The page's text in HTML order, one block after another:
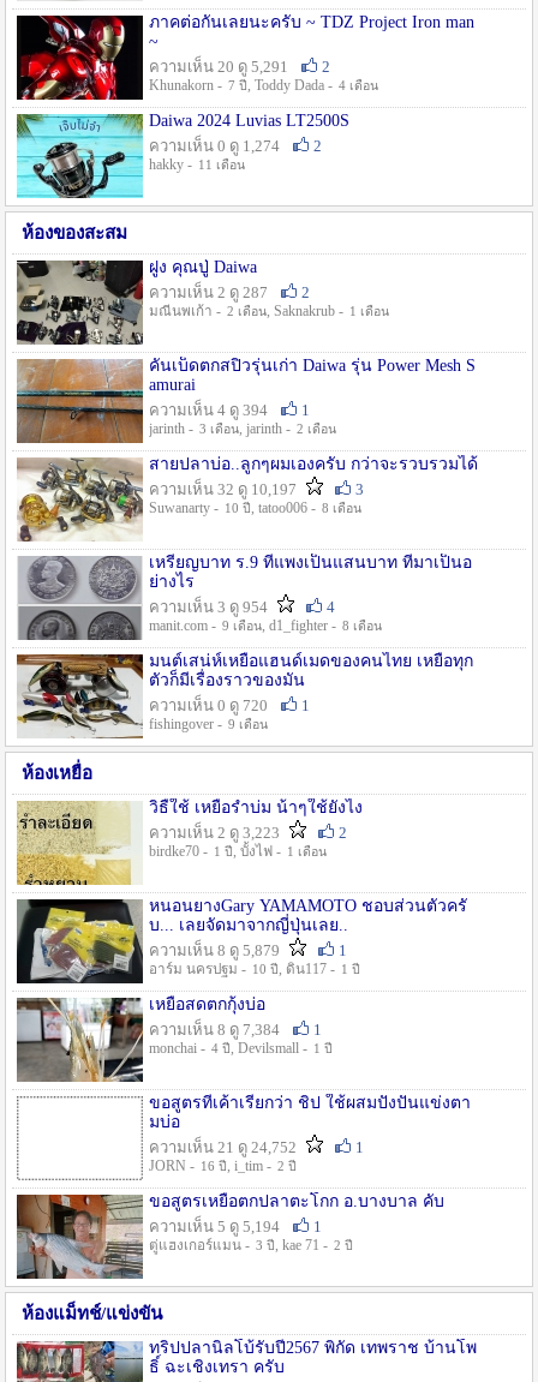
ภาคต่อกันเลยนะครับ ~ TDZ Project Iron man
~
ความเห็น 20 ดู 5,291
2
Khunakorn - 7 ปี , Toddy Dada - 4 เดือน
Daiwa 2024 Luvias LT2500S
ความเห็น 0 ดู 1,274
2
hakky - 11 เดือน
ห้องของสะสม
ฝูง คุณปู่ Daiwa
ความเห็น 2 ดู 287
2
มณีนพเก้า - 2 เดือน, Saknakrub - 1 เดือน
คันเบ็ดตกสปิ๋วรุ่นเก่า Daiwa รุ่น Power Mesh S
amurai
ความเห็น 4 ดู 394
1
jarinth - 3 เดือน, jarinth - 2 เดือน
สายปลาบ่อ..ลูกๆผมเองครับ กว่าจะรวบรวมได้
ความเห็น 32 ดู 10,197
3
Suwanarty - 10 ปี , tatoo006 - 8 เดือน
เหรียญบาท ร.9 ที่แพงเป็นแสนบาท ที่มาเป็นอ
ย่างไร
ความเห็น 3 ดู 954
4
manit.com - 9 เดือน, d1_fighter - 8 เดือน
มนต์เสน่ห์เหยื่อแฮนด์เมดของคนไทย เหยื่อทุก
ตัวก็มีเรื่องราวของมัน
ความเห็น 0 ดู 720
1
fishingover - 9 เดือน
ห้องเหยื่อ
วิธืใช้ เหยื่อรำบ่ม น้าๆใช้ยังไง
ความเห็น 2 ดู 3,223
2
birdke70 - 1 ปี , บั้งไฟ - 1 เดือน
หนอนยางGary YAMAMOTO ชอบส่วนตัวครั
บ... เลยจัดมาจากญี่ปุ่นเลย..
ความเห็น 8 ดู 5,879
1
อาร์ม นครปฐม - 10 ปี , ดิน117 - 1 ปี
เหยื่อสดตกกุ้งบ่อ
ความเห็น 8 ดู 7,384
1
monchai - 4 ปี , Devilsmall - 1 ปี
ขอสูตรที่เค้าเรียกว่า ชิป ใช้ผสมปังปั่นแข่งตา
มบ่อ
ความเห็น 21 ดู 24,752
1
JORN - 16 ปี , i_tim - 2 ปี
ขอสูตรเหยื่อตกปลาตะโกก อ.บางบาล คับ
ความเห็น 5 ดู 5,194
1
ตู่แฮงเกอร์แมน - 3 ปี , kae 71 - 2 ปี
ห้องแม็ทช์/แข่งขัน
ทริปปลานิลโบ้รับปี2567 พิกัด เทพราช บ้านโพ
ธิ์ ฉะเชิงเทรา ครับ